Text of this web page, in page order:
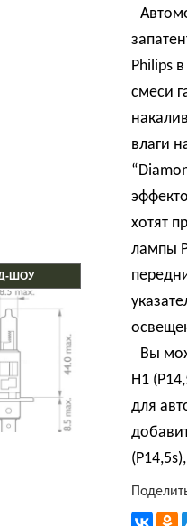
ШОУ
Philips
смеси
влаги
хотят
лампы
Вы
H1
для